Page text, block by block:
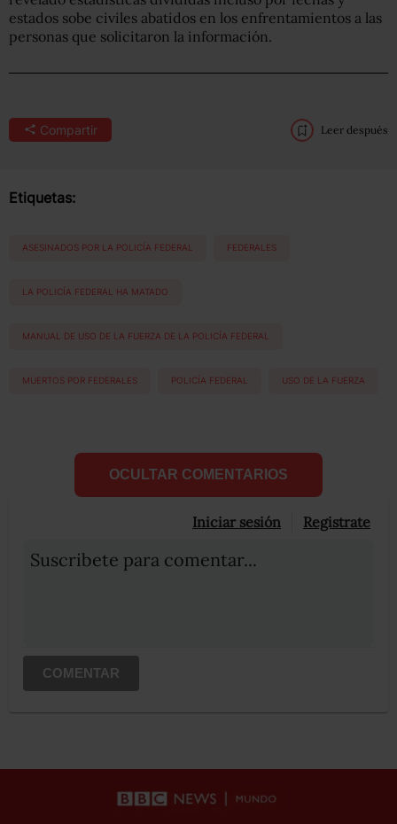
estados sobe civiles abatidos en los enfrentamientos a las
personas que solicitaron la información.
Compartir Leer después
Etiquetas:
ASESINADOS POR LA POLICÍA FEDERAL FEDERALES
LA POLICÍA FEDERAL HA MATADO
MANUAL DE USO DE LA FUERZA DE LA POLICÍA FEDERAL
MUERTOS POR FEDERALES POLICÍA FEDERAL USO DE LA FUERZA
OCULTAR COMENTARIOS
Iniciar sesión Registrate
Suscribete para comentar...
COMENTAR